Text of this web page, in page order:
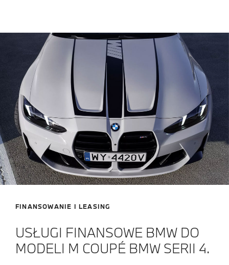
FINANSOWANIE I LEASING
USŁUGI FINANSOWE BMW DO
MODELI M COUPÉ BMW SERII 4.